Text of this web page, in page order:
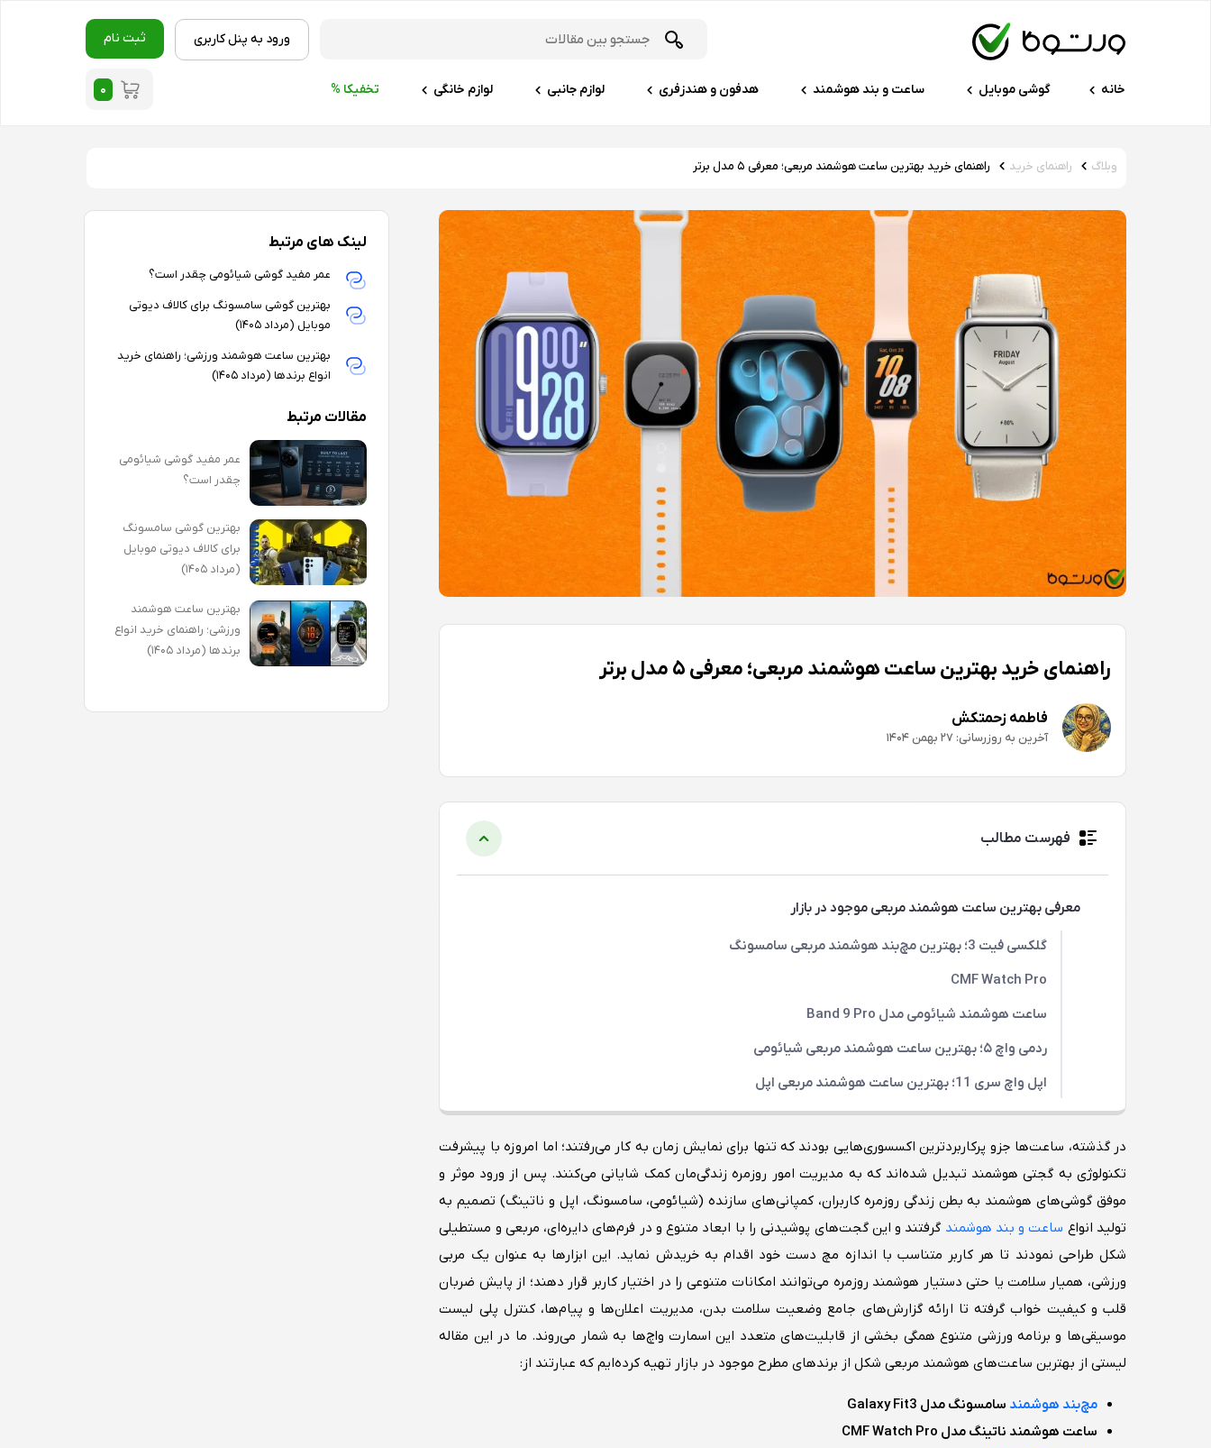
ورود به پنل کاربری ثبت نام
خانه گوشی موبایل ساعت و بند هوشمند هدفون و هندزفری لوازم جانبی لوازم خانگی تخفیکا % ۰
وبلاگ راهنمای خرید راهنمای خرید بهترین ساعت هوشمند مربعی؛ معرفی ۵ مدل برتر
راهنمای خرید بهترین ساعت هوشمند مربعی؛ معرفی ۵ مدل برتر
فاطمه زحمتکش
آخرین به روزرسانی: ۲۷ بهمن ۱۴۰۴
فهرست مطالب
معرفی بهترین ساعت هوشمند مربعی موجود در بازار
گلکسی فیت 3؛ بهترین مچ‌بند هوشمند مربعی سامسونگ
CMF Watch Pro
ساعت هوشمند شیائومی مدل Band 9 Pro
ردمی واچ ۵؛ بهترین ساعت هوشمند مربعی شیائومی
اپل واچ سری 11؛ بهترین ساعت هوشمند مربعی اپل
در گذشته، ساعت‌ها جزو پرکاربردترین اکسسوری‌هایی بودند که تنها برای نمایش زمان به کار می‌رفتند؛ اما امروزه با پیشرفت
تکنولوژی به گجتی هوشمند تبدیل شده‌اند که به مدیریت امور روزمره‌ زندگی‌مان کمک شایانی می‌کنند. پس از ورود موثر و
موفق گوشی‌های هوشمند به بطن زندگی روزمره کاربران، کمپانی‌های سازنده (شیائومی، سامسونگ، ‌اپل و ناتینگ) تصمیم به
تولید انواع ساعت و بند هوشمند گرفتند و این گجت‌های پوشیدنی را با ابعاد متنوع و در فرم‌های دایره‌ای، مربعی و مستطیلی
شکل طراحی نمودند تا هر کاربر متناسب با اندازه مچ دست خود اقدام به خریدش نماید. این ابزارها به عنوان یک مربی
ورزشی، همیار سلامت یا حتی دستیار هوشمند روزمره می‌توانند امکانات متنوعی را در اختیار کاربر قرار دهند؛ از پایش ضربان
قلب و کیفیت خواب گرفته تا ارائه گزارش‌های جامع وضعیت سلامت بدن، مدیریت اعلان‌ها و پیام‌ها، کنترل پلی لیست
موسیقی‌ها و برنامه ورزشی متنوع همگی بخشی از قابلیت‌های متعدد این اسمارت واچ‌ها به شمار‌ می‌روند. ما در این مقاله
لیستی از بهترین ساعت‌های هوشمند مربعی شکل از برندهای مطرح موجود در بازار تهیه کرده‌ایم که عبارتند از:
مچ‌بند هوشمند سامسونگ مدل Galaxy Fit3
ساعت هوشمند ناتینگ مدل CMF Watch Pro
لینک های مرتبط
عمر مفید گوشی شیائومی چقدر است؟
بهترین گوشی سامسونگ برای کالاف دیوتی
موبایل (مرداد ۱۴۰۵)
بهترین ساعت هوشمند ورزشی؛ راهنمای خرید
انواع برندها (مرداد ۱۴۰۵)
مقالات مرتبط
عمر مفید گوشی شیائومی
چقدر است؟
بهترین گوشی سامسونگ
برای کالاف دیوتی موبایل
(مرداد ۱۴۰۵)
بهترین ساعت هوشمند
ورزشی؛ راهنمای خرید انواع
برندها (مرداد ۱۴۰۵)